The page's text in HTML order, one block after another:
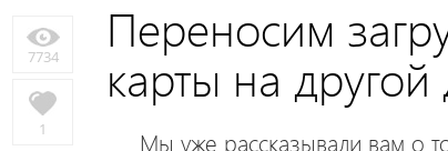
7734
1
Переносим
карты на
Мы уже рассказывали вам о